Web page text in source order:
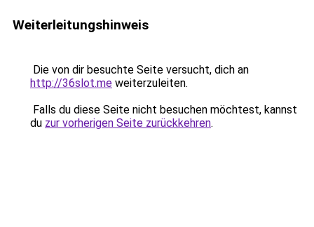
Weiterleitungshinweis
Die von dir besuchte Seite versucht, dich an
http://36slot.me weiterzuleiten.
Falls du diese Seite nicht besuchen möchtest, kannst
du zur vorherigen Seite zurückkehren.